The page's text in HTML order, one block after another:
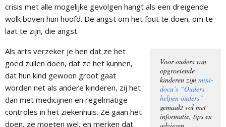
crisis met alle mogelijke gevolgen hangt als een dreigende
wolk boven hun hoofd. De angst om het fout te doen, om te
laat te zijn, die angst.
Voor ouders van
opgroeiende
kinderen zijn mini-
docu’s “Ouders
helpen ouders”
gemaakt vol met
informatie, tips en
Als arts verzeker je hen dat ze het
goed zullen doen, dat ze het kunnen,
dat hun kind gewoon groot gaat
worden net als andere kinderen, zij het
dan met medicijnen en regelmatige
controles in het ziekenhuis. Ze gaan het
doen, ze moeten wel, en merken dat